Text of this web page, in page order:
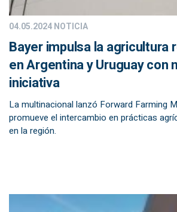
04.05.2024NOTICIA
Bayer impulsa la agricultura
en Argentina y Uruguay con
iniciativa
La multinacional lanzó Forward Farming
promueve el intercambio en prácticas
en la región.